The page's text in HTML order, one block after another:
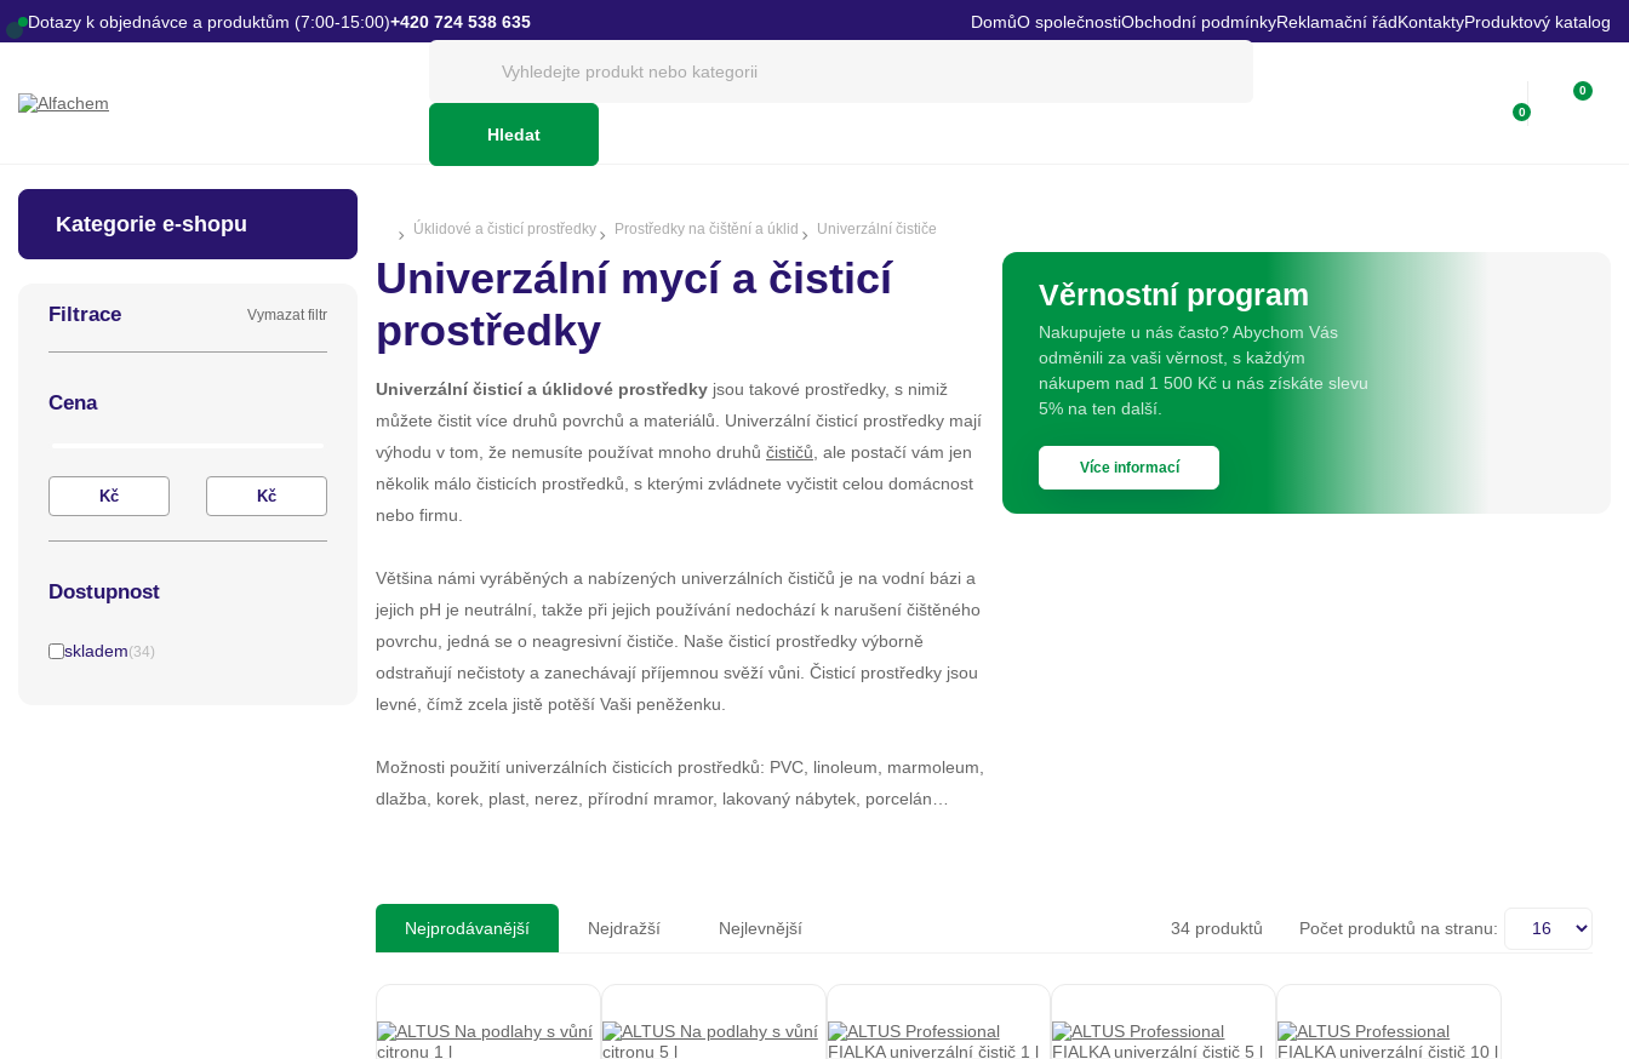
Dotazy k objednávce a produktům (7:00-15:00)+420 724 538 635 DomůO společnostiObchodní podmínkyReklamační řádKontaktyProduktový katalog
Hledat
0
0
Kategorie e-shopu
Filtrace Vymazat filtr
Cena
Kč Kč
Dostupnost
skladem(34)
Úklidové a čisticí prostředky Prostředky na čištění a úklid Univerzální čističe
Univerzální mycí a čisticí
prostředky
Univerzální čisticí a úklidové prostředky jsou takové prostředky, s nimiž
můžete čistit více druhů povrchů a materiálů. Univerzální čisticí prostředky mají
výhodu v tom, že nemusíte používat mnoho druhů čističů , ale postačí vám jen
několik málo čisticích prostředků, s kterými zvládnete vyčistit celou domácnost
nebo firmu.
Většina námi vyráběných a nabízených univerzálních čističů je na vodní bázi a
jejich pH je neutrální, takže při jejich používání nedochází k narušení čištěného
povrchu, jedná se o neagresivní čističe. Naše čisticí prostředky výborně
odstraňují nečistoty a zanechávají příjemnou svěží vůni. Čisticí prostředky jsou
levné, čímž zcela jistě potěší Vaši peněženku.
Možnosti použití univerzálních čisticích prostředků: PVC, linoleum, marmoleum,
dlažba, korek, plast, nerez, přírodní mramor, lakovaný nábytek, porcelán…
Věrnostní program
Nakupujete u nás často? Abychom Vás
odměnili za vaši věrnost, s každým
nákupem nad 1 500 Kč u nás získáte slevu
5% na ten další.
Více informací
Nejprodávanější Nejdražší Nejlevnější 34 produktů Počet produktů na stranu: